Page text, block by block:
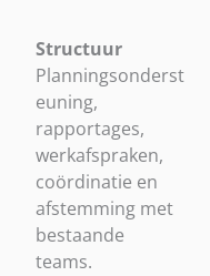
Structuur
Planningsonderst
euning,
rapportages,
werkafspraken,
coördinatie en
afstemming met
bestaande
teams.